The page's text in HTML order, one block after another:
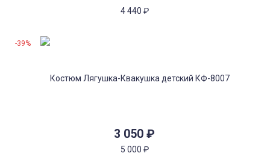
4 440 ₽
3 050 ₽
5 000 ₽
-39%